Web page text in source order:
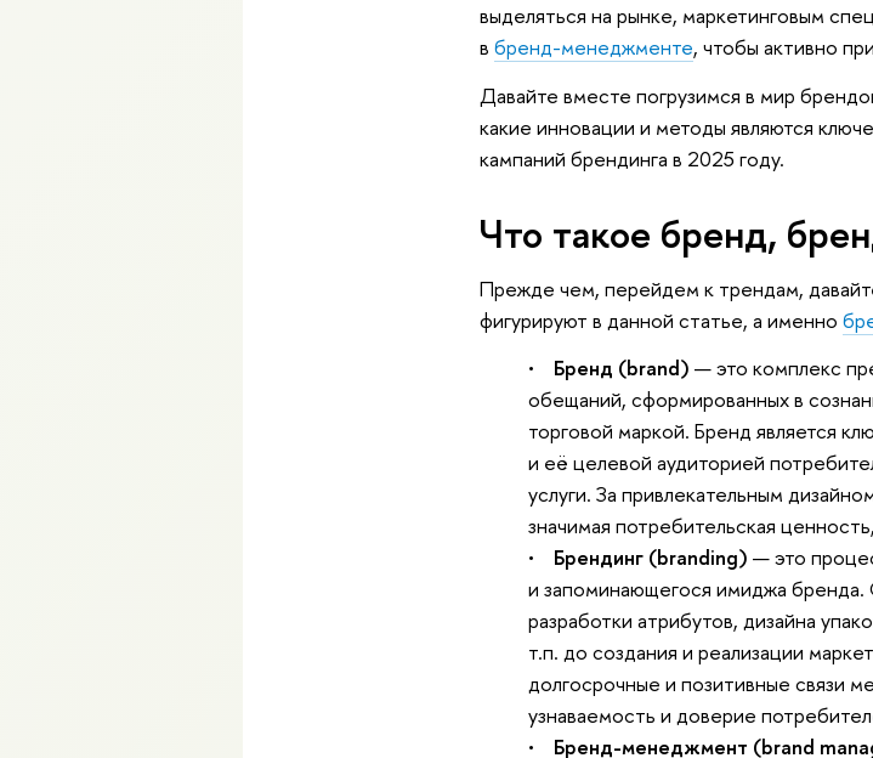
выделяться на рынке, маркетинговым
вбренд-менеджменте, чтобы активно
Давайте вместе погрузимся в мир
какие инновации и методы являются
кампаний брендинга в 2025 году.
Что такое бренд,
Прежде чем, перейдем к трендам,
фигурируют в данной статье, а именно
• Бренд (brand) — это комплекс
обещаний, сформированных в
торговой маркой. Бренд является
и её целевой аудиторией
услуги. За привлекательным
значимая потребительская
• Брендинг (branding) — это
и запоминающегося имиджа бренда.
разработки атрибутов, дизайна
т.п. до создания и реализации
долгосрочные и позитивные связи
узнаваемость и доверие
• Бренд-менеджмент (brand